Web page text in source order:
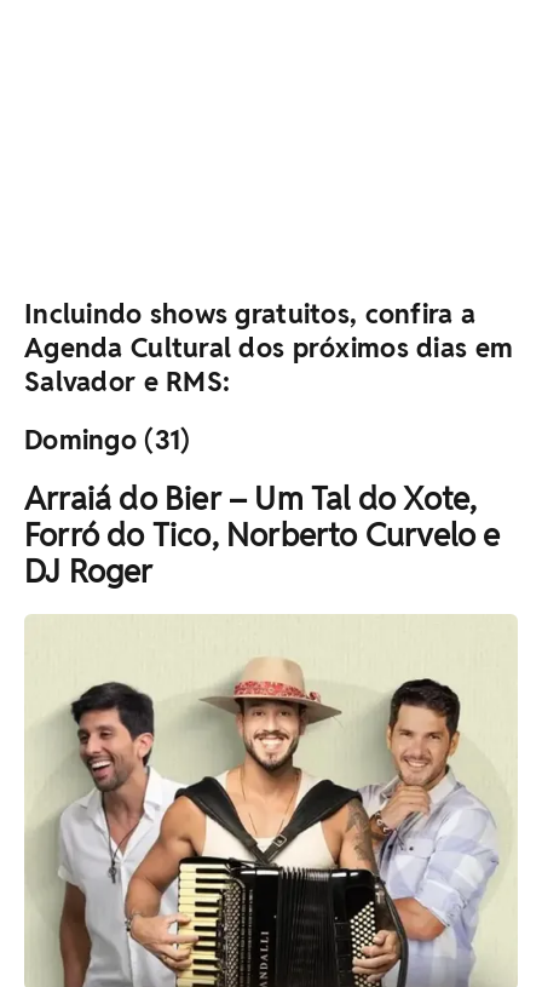
Incluindo shows gratuitos, confira a
Agenda Cultural dos próximos dias em
Salvador e RMS:
Domingo (31)
Arraiá do Bier – Um Tal do Xote,
Forró do Tico, Norberto Curvelo e
DJ Roger